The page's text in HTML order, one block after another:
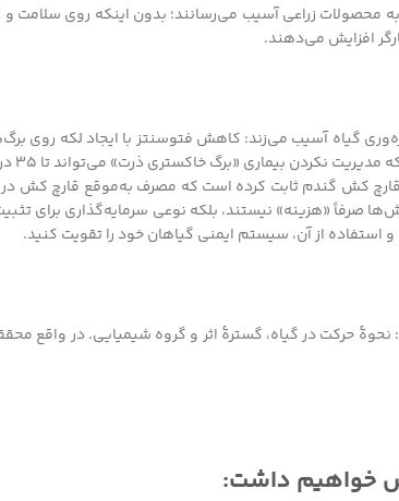
زراعی آسیب می‌رسانند؛ بدون اینکه روی سلامت و
افزایش می‌دهند.
گیاه آسیب می‌زند: کاهش فتوسنتز با ایجاد لکه روی
در
قارچ کش گندم ثابت کرده است که مصرف به‌موقع قارچ کش
می‌کند؛ بنابراین قارچ کش‌ها صرفاً «هزینه» نیستند، بلکه نوعی
استفاده از آن، سیستم ایمنی گیاهان خود را تقویت کنید.
حرکت در گیاه، گسترۀ اثر و گروه شیمیایی. در واقع